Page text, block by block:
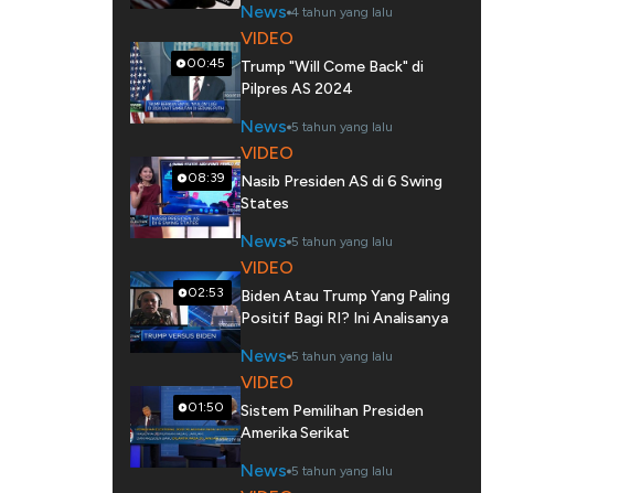
News 4 tahun yang lalu
00:45
VIDEO
Trump "Will Come Back" di
Pilpres AS 2024
News 5 tahun yang lalu
08:39
VIDEO
Nasib Presiden AS di 6 Swing
States
News 5 tahun yang lalu
02:53
VIDEO
Biden Atau Trump Yang Paling
Positif Bagi RI? Ini Analisanya
News 5 tahun yang lalu
01:50
VIDEO
Sistem Pemilihan Presiden
Amerika Serikat
News 5 tahun yang lalu